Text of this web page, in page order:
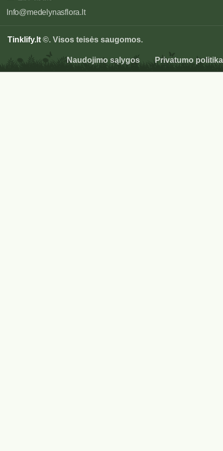
Info@medelynasflora.lt
Tinklify.lt ©. Visos teisės saugomos.
Naudojimo sąlygos Privatumo politika